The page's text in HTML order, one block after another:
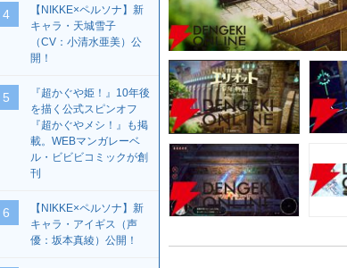
4
【NIKKE×ペルソナ】新
キャラ・天城雪子
（CV：小清水亜美）公
開！
5
『超かぐや姫！』10年後
を描く公式スピンオフ
『超かぐやメシ！』も掲
載。WEBマンガレーベ
ル・ビビビコミックが創
刊
6
【NIKKE×ペルソナ】新
キャラ・アイギス（声
優：坂本真綾）公開！